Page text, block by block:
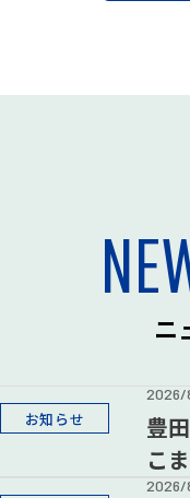
ニ
お知らせ
2026/
豊
こ
2026/